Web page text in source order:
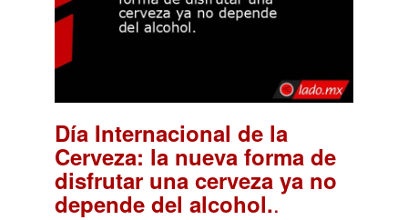
Día Internacional de la
Cerveza: la nueva forma de
disfrutar una cerveza ya no
depende del alcohol..